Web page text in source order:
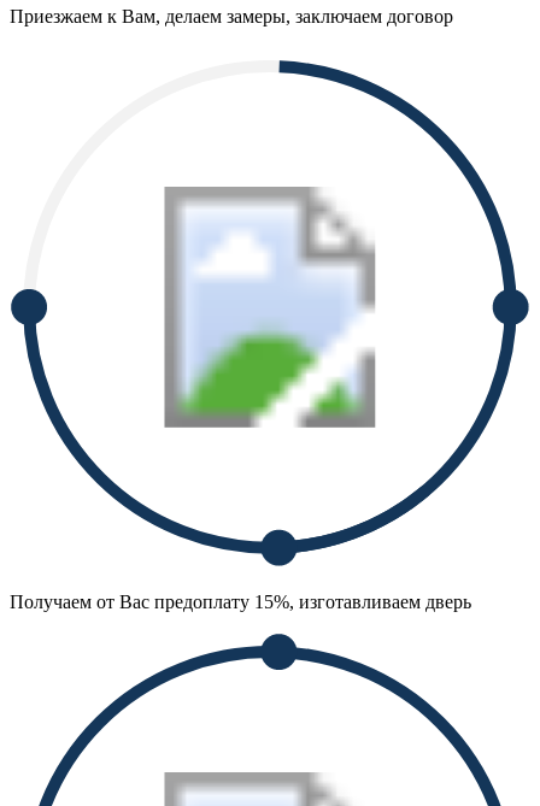
Приезжаем к Вам, делаем замеры, заключаем договор
Получаем от Вас предоплату 15%, изготавливаем дверь